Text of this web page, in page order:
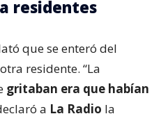
residentes
que se enteró del
residente. “La
gritaban era que habían
a La Radio la